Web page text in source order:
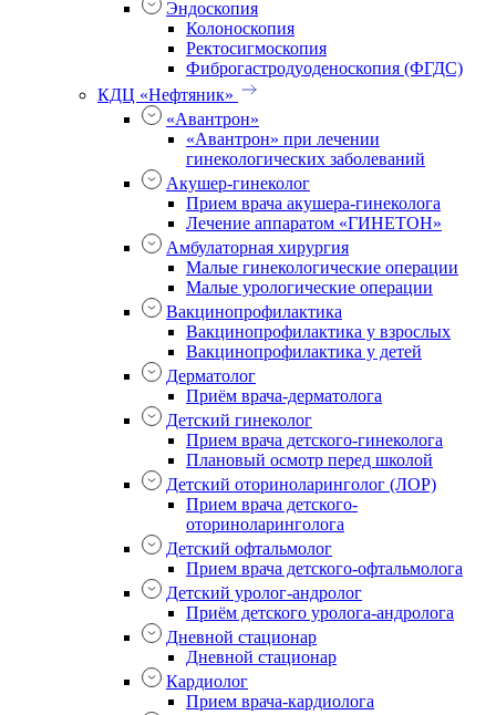
Эндоскопия
Колоноскопия
Ректосигмоскопия
Фиброгастродуоденоскопия (ФГДС)
КДЦ «Нефтяник»
«Авантрон»
«Авантрон» при лечении
гинекологических заболеваний
Акушер-гинеколог
Прием врача акушера-гинеколога
Лечение аппаратом «ГИНЕТОН»
Амбулаторная хирургия
Малые гинекологические операции
Малые урологические операции
Вакцинопрофилактика
Вакцинопрофилактика у взрослых
Вакцинопрофилактика у детей
Дерматолог
Приём врача-дерматолога
Детский гинеколог
Прием врача детского-гинеколога
Плановый осмотр перед школой
Детский оториноларинголог (ЛОР)
Прием врача детского-
оториноларинголога
Детский офтальмолог
Прием врача детского-офтальмолога
Детский уролог-андролог
Приём детского уролога-андролога
Дневной стационар
Дневной стационар
Кардиолог
Прием врача-кардиолога